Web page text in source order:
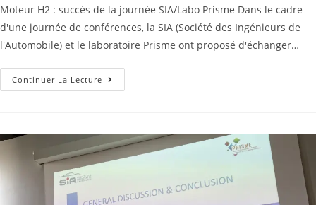
Moteur H2 : succès de la journée SIA/Labo Prisme Dans le cadre
d'une journée de conférences, la SIA (Société des Ingénieurs de
l'Automobile) et le laboratoire Prisme ont proposé d'échanger…
Continuer La Lecture